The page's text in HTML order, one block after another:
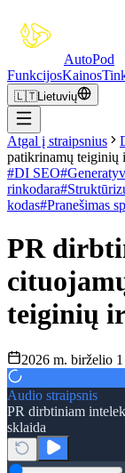
AutoPod
FunkcijosKainos
🇱🇹Lietuvių
Atgal į straipsnius
patikrinamų teiginių
#DI SEO#
rinkodara#
kodas#Pranešimas
PR
teiginių
2026 m. birželio 1
Audio straipsnis
PR dirbtiniam
sklaida